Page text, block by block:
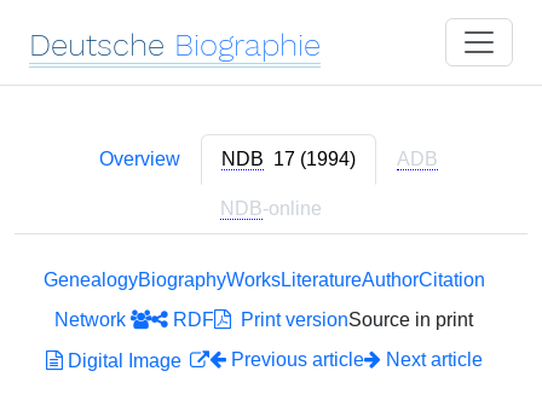
Deutsche Biographie
Overview NDB 17 (1994) ADB
NDB-online
GenealogyBiographyWorksLiteratureAuthorCitation
Network
RDF Print versionSource in print
Digital Image
Previous article Next article